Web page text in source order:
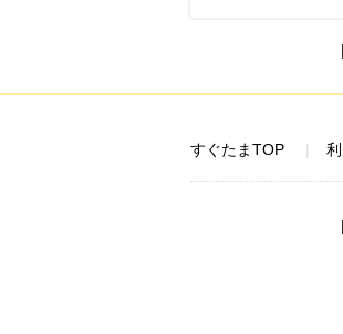
すぐたまTOP